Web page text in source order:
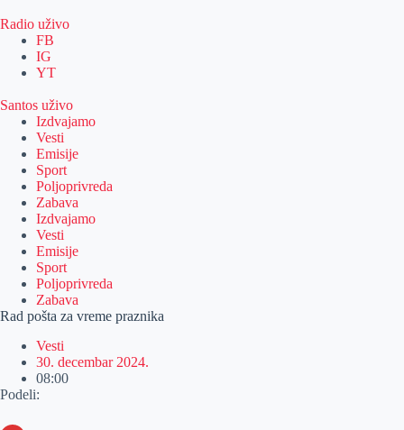
Radio uživo
FB
IG
YT
Santos uživo
Izdvajamo
Vesti
Emisije
Sport
Poljoprivreda
Zabava
Izdvajamo
Vesti
Emisije
Sport
Poljoprivreda
Zabava
Rad pošta za vreme praznika
Vesti
30. decembar 2024.
08:00
Podeli: